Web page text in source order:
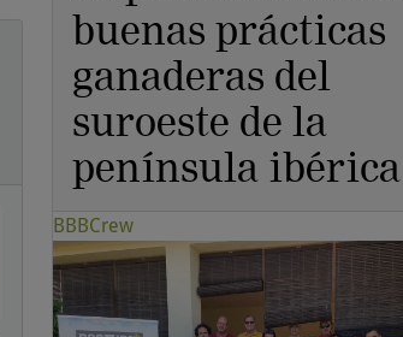
buenas prácticas
ganaderas del
suroeste de la
península ibérica
BBBCrew